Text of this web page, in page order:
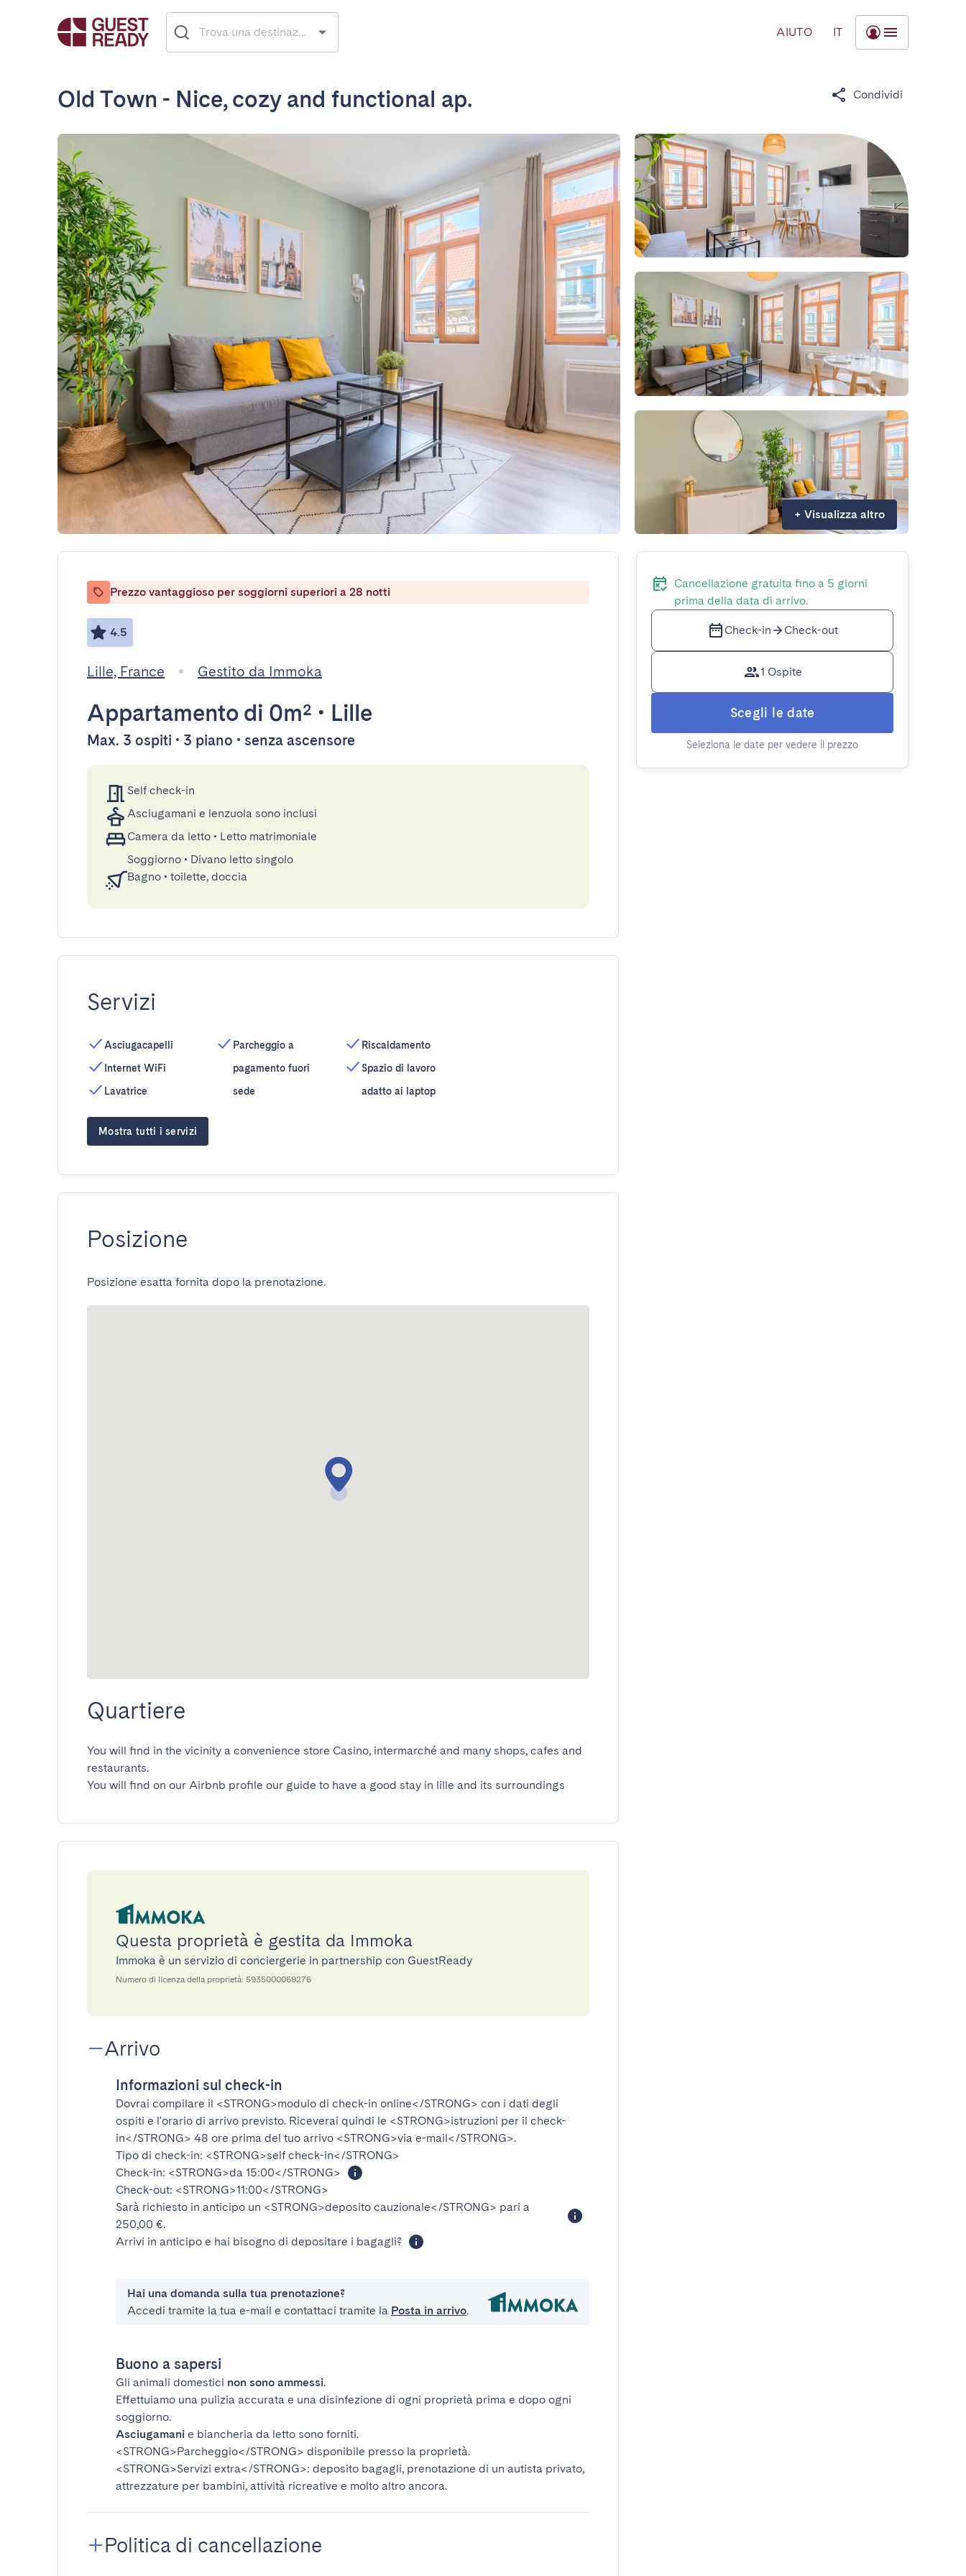
AIUTO IT
Old Town - Nice, cozy and functional ap. Condividi
+ Visualizza altro
Prezzo vantaggioso per soggiorni superiori a 28 notti
4.5
Lille, France Gestito da Immoka
Appartamento di 0m² • Lille
Max. 3 ospiti • 3 piano • senza ascensore
Self check-in
Asciugamani e lenzuola sono inclusi
Camera da letto • Letto matrimoniale
Soggiorno • Divano letto singolo
Bagno • toilette, doccia
Servizi
Asciugacapelli
Internet WiFi
Lavatrice
Parcheggio a
pagamento fuori
sede
Riscaldamento
Spazio di lavoro
adatto ai laptop
Mostra tutti i servizi
Posizione
Posizione esatta fornita dopo la prenotazione.
Quartiere
You will find in the vicinity a convenience store Casino, intermarché and many shops, cafes and
restaurants.
You will find on our Airbnb profile our guide to have a good stay in lille and its surroundings
Questa proprietà è gestita da Immoka
Immoka è un servizio di conciergerie in partnership con GuestReady
Numero di licenza della proprietà: 5935000069276
Arrivo
Informazioni sul check-in
Dovrai compilare il <STRONG>modulo di check-in online</STRONG> con i dati degli
ospiti e l'orario di arrivo previsto. Riceverai quindi le <STRONG>istruzioni per il check-
in</STRONG> 48 ore prima del tuo arrivo <STRONG>via e-mail</STRONG>.
Tipo di check-in: <STRONG>self check-in</STRONG>
Check-in: <STRONG>da 15:00</STRONG>
Check-out: <STRONG>11:00</STRONG>
Sarà richiesto in anticipo un <STRONG>deposito cauzionale</STRONG> pari a
250,00 €.
Arrivi in anticipo e hai bisogno di depositare i bagagli?
Hai una domanda sulla tua prenotazione?
Accedi tramite la tua e-mail e contattaci tramite la Posta in arrivo.
Buono a sapersi
Gli animali domestici non sono ammessi.
Effettuiamo una pulizia accurata e una disinfezione di ogni proprietà prima e dopo ogni
soggiorno.
Asciugamani e biancheria da letto sono forniti.
<STRONG>Parcheggio</STRONG> disponibile presso la proprietà.
<STRONG>Servizi extra</STRONG>: deposito bagagli, prenotazione di un autista privato,
attrezzature per bambini, attività ricreative e molto altro ancora.
Politica di cancellazione
Cancellazione gratuita fino a 5 giorni
prima della data di arrivo.
Check-in Check-out
1 Ospite
Scegli le date
Seleziona le date per vedere il prezzo